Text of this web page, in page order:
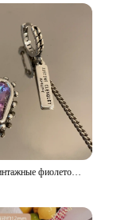
XIYANIKE винтажные фиолетовые Кристальные сердца симметричные висячие серьги-кольца для женщин и девушек модные ювелирные изделия подарочные серьги для вечерние